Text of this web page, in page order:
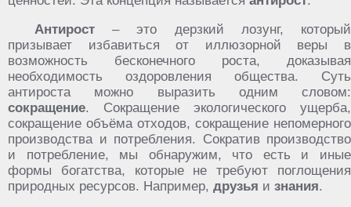
Антирост – это дерзкий лозунг, который
призывает избавиться от иллюзорной веры в
возможность бесконечного роста, доказывая
необходимость оздоровления общества. Суть
антироста можно выразить одним словом:
сокращение. Сокращение экологического ущерба,
сокращение объёма отходов, сокращение непомерного
производства и потребления. Сократив производство
и потребление, мы обнаружим, что есть и иные
формы богатства, которые не требуют поглощения
природных ресурсов. Например, друзья и знания.